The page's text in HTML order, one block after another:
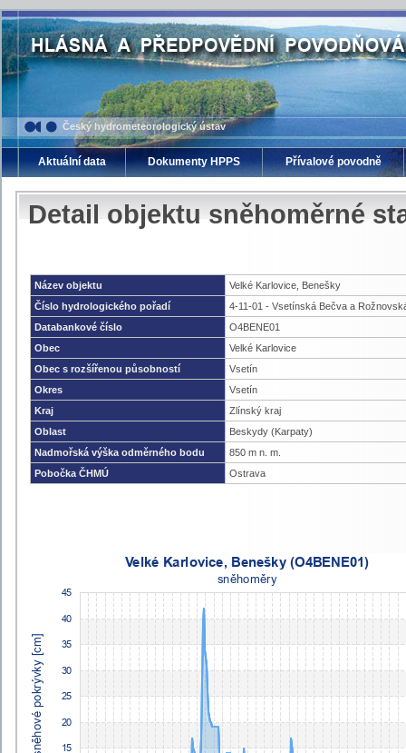
Český hydrometeorologický ústav
Aktuální data Dokumenty HPPS Přívalové povodně
Detail objektu sněhoměrné
Název objektu
Velké Karlovice, Benešky
Číslo hydrologického pořadí
4-11-01 - Vsetínská Bečva a
Databankové číslo
O4BENE01
Obec
Velké Karlovice
Obec s rozšířenou působností
Vsetín
Okres
Vsetín
Kraj
Zlínský kraj
Oblast
Beskydy (Karpaty)
Nadmořská výška odměrného bodu
850 m n. m.
Pobočka ČHMÚ
Ostrava